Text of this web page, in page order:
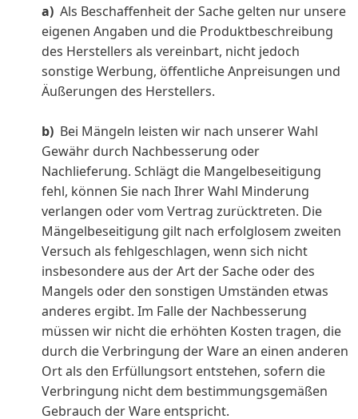
a) Als Beschaffenheit der Sache gelten nur unsere
eigenen Angaben und die Produktbeschreibung
des Herstellers als vereinbart, nicht jedoch
sonstige Werbung, öffentliche Anpreisungen und
Äußerungen des Herstellers.
b) Bei Mängeln leisten wir nach unserer Wahl
Gewähr durch Nachbesserung oder
Nachlieferung. Schlägt die Mangelbeseitigung
fehl, können Sie nach Ihrer Wahl Minderung
verlangen oder vom Vertrag zurücktreten. Die
Mängelbeseitigung gilt nach erfolglosem zweiten
Versuch als fehlgeschlagen, wenn sich nicht
insbesondere aus der Art der Sache oder des
Mangels oder den sonstigen Umständen etwas
anderes ergibt. Im Falle der Nachbesserung
müssen wir nicht die erhöhten Kosten tragen, die
durch die Verbringung der Ware an einen anderen
Ort als den Erfüllungsort entstehen, sofern die
Verbringung nicht dem bestimmungsgemäßen
Gebrauch der Ware entspricht.